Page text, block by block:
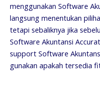
menggunakan Software
langsung menentukan
tetapi sebaliknya jika
Software Akuntansi
support Software
gunakan apakah tersedia